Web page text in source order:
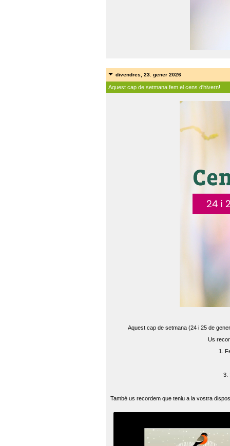
divendres, 23. gener 2026
Aquest cap de setmana fem el cens d'hivern!
Aquest cap de setmana (24 i 25 de
Us
1.
3.
També us recordem que teniu a la vostra